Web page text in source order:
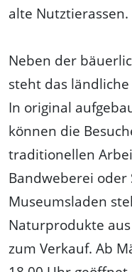
alte Nutztierassen.
Neben der
steht das
In original
können die
traditionellen
Bandweberei oder
Museumsladen
Naturprodukte
zum Verkauf. Ab